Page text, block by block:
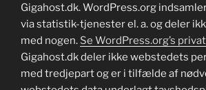
Gigahost.dk. WordPress.org
via statistik-tjenester el. a. og deler
med nogen. Se WordPress.org’s
Gigahost.dk deler ikke webstedets
med tredjepart og er i tilfælde af